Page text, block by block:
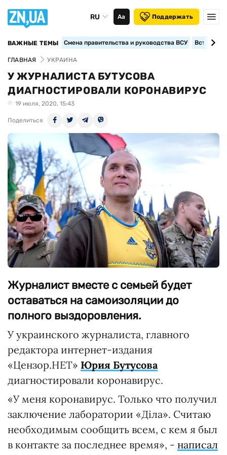
RU Аа Поддержать
ВАЖНЫЕ ТЕМЫ Смена правительства и руководства ВСУ
ГЛАВНАЯ УКРАИНА
У ЖУРНАЛИСТА БУТУСОВА
ДИАГНОСТИРОВАЛИ КОРОНАВИРУС
19 июля, 2020, 15:43
Поделиться
Журналист вместе с семьей будет
оставаться на самоизоляции до
полного выздоровления.
У украинского журналиста, главного
редактора интернет-издания
«Цензор.НЕТ» Юрия Бутусова
диагностировали коронавирус.
«У меня коронавирус. Только что получил
заключение лаборатории «Діла». Считаю
необходимым сообщить всем, с кем я был
в контакте за последнее время», - написал